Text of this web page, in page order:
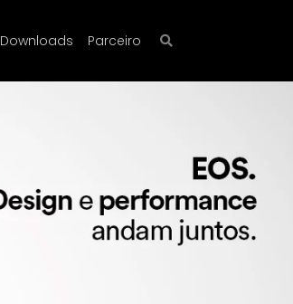
Downloads Parceiro